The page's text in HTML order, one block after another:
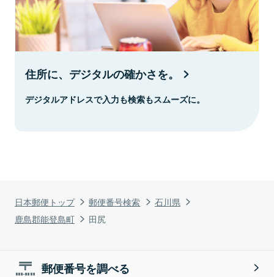
日本郵便トップ 郵便番号検索
石川県
鹿島郡能登島町
田尻
住所に、デジタルの確かさを。
デジタルアドレスで入力も検索もスムーズに。
郵便番号を調べる